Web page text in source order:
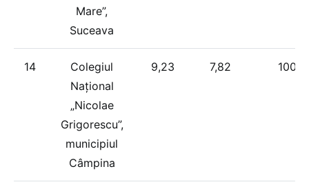
Mare”,
Suceava
14
Colegiul
Național
„Nicolae
Grigorescu”,
municipiul
Câmpina
9,23 7,82 100%